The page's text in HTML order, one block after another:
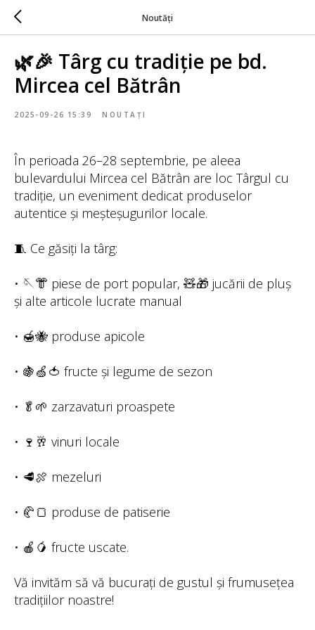
Noutăți
🌿🎉 Târg cu tradiție pe bd.
Mircea cel Bătrân
2025-09-26 15:39 NOUTAȚI
În perioada 26–28 septembrie, pe aleea
bulevardului Mircea cel Bătrân are loc Târgul cu
tradiție, un eveniment dedicat produselor
autentice și meșteșugurilor locale.
🧵 Ce găsiți la târg:
• 🪡👘 piese de port popular, 🧸🎁 jucării de pluș
și alte articole lucrate manual
• 🍯🐝 produse apicole
• 🍇🍏🍅 fructe și legume de sezon
• 🥬🌱 zarzavaturi proaspete
• 🍷🥂 vinuri locale
• 🥩🍖 mezeluri
• 🥐🍞 produse de patiserie
• 🍎🥭 fructe uscate.
Vă invităm să vă bucurați de gustul și frumusețea
tradițiilor noastre!